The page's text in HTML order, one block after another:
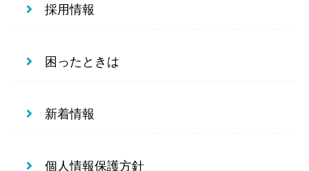
採用情報
困ったときは
新着情報
個人情報保護方針